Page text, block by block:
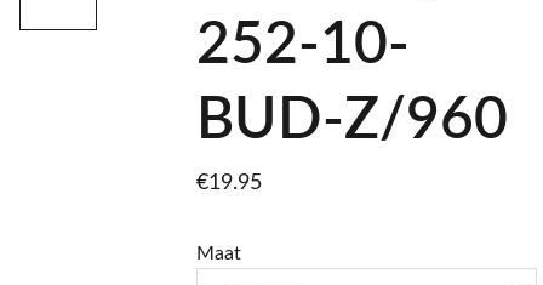
252-10-
BUD-Z/960
€19.95
Maat